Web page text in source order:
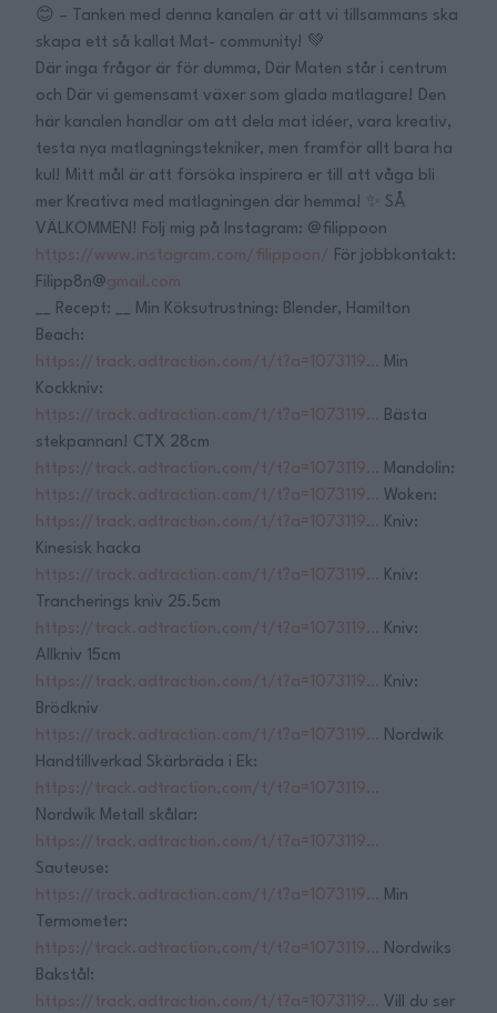
😊 – Tanken med denna kanalen är att vi tillsammans ska
skapa ett så kallat Mat- community! 💚
Där inga frågor är för dumma, Där Maten står i centrum
och Där vi gemensamt växer som glada matlagare! Den
här kanalen handlar om att dela mat idéer, vara kreativ,
testa nya matlagningstekniker, men framför allt bara ha
kul! Mitt mål är att försöka inspirera er till att våga bli
mer Kreativa med matlagningen där hemma! ✨ SÅ
VÄLKOMMEN! Följ mig på Instagram: @filippoon
https://www.instagram.com/filippoon/ För jobbkontakt:
Filipp8n@gmail.com
__ Recept: __ Min Köksutrustning: Blender, Hamilton
Beach:
https://track.adtraction.com/t/t?a=1073119… Min
Kockkniv:
https://track.adtraction.com/t/t?a=1073119… Bästa
stekpannan! CTX 28cm
https://track.adtraction.com/t/t?a=1073119… Mandolin:
https://track.adtraction.com/t/t?a=1073119… Woken:
https://track.adtraction.com/t/t?a=1073119… Kniv:
Kinesisk hacka
https://track.adtraction.com/t/t?a=1073119… Kniv:
Trancherings kniv 25.5cm
https://track.adtraction.com/t/t?a=1073119… Kniv:
Allkniv 15cm
https://track.adtraction.com/t/t?a=1073119… Kniv:
Brödkniv
https://track.adtraction.com/t/t?a=1073119… Nordwik
Handtillverkad Skärbräda i Ek:
https://track.adtraction.com/t/t?a=1073119…
Nordwik Metall skålar:
https://track.adtraction.com/t/t?a=1073119…
Sauteuse:
https://track.adtraction.com/t/t?a=1073119… Min
Termometer:
https://track.adtraction.com/t/t?a=1073119… Nordwiks
Bakstål:
https://track.adtraction.com/t/t?a=1073119… Vill du ser